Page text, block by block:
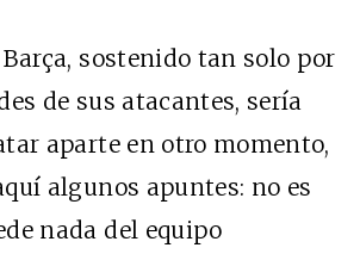
sostenido tan solo por
de sus atacantes, sería
aparte en otro momento,
algunos apuntes: no es
nada del equipo